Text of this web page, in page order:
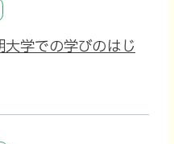
学での学びのはじ